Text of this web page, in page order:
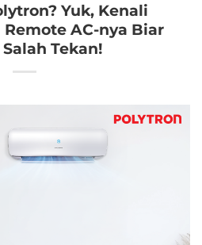
Yuk, Kenali
AC-nya Biar
Tekan!